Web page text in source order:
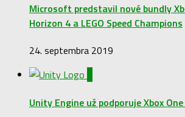
Microsoft predstavil nové bundly
Horizon 4 a LEGO Speed Champions
24. septembra 2019
Unity Engine už podporuje Xbox One